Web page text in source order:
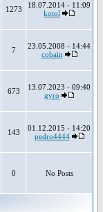
1273
18.07.2014 - 11:09
kotol
7
23.05.2008 - 14:44
cobain
673
13.07.2023 - 09:40
gyro
143
01.12.2015 - 14:20
pedro4444
0 No Posts